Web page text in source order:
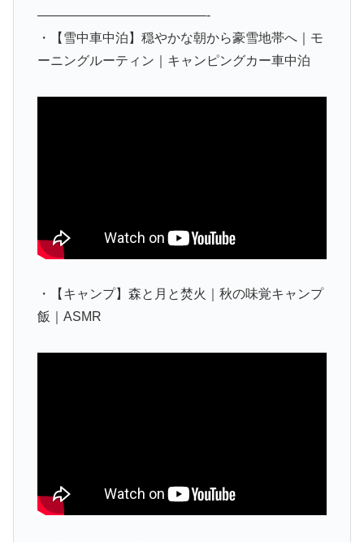
—————————————-
・【雪中車中泊】穏やかな朝から豪雪地帯へ｜モ
ーニングルーティン｜キャンピングカー車中泊
・【キャンプ】森と月と焚火｜秋の味覚キャンプ
飯｜ASMR